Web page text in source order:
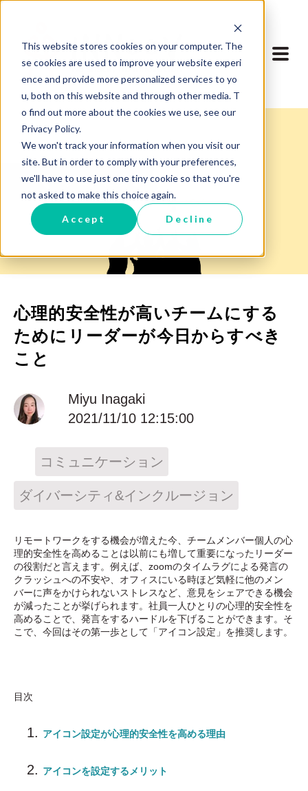
This website stores cookies on your computer. The
se cookies are used to improve your website experi
ence and provide more personalized services to yo
u, both on this website and through other media. T
o find out more about the cookies we use, see our
Privacy Policy.
We won't track your information when you visit our
site. But in order to comply with your preferences,
we'll have to use just one tiny cookie so that you're
not asked to make this choice again.
Accept Decline
ブログに戻る
心理的安全性が高いチームにする
ためにリーダーが今日からすべき
こと
Miyu Inagaki
2021/11/10 12:15:00
コミュニケーション
ダイバーシティ&インクルージョン
リモートワークをする機会が増えた今、チームメンバー個人の心
理的安全性を高めることは以前にも増して重要になったリーダー
の役割だと言えます。例えば、zoomのタイムラグによる発言の
クラッシュへの不安や、オフィスにいる時ほど気軽に他のメン
バーに声をかけられないストレスなど、意見をシェアできる機会
が減ったことが挙げられます。社員一人ひとりの心理的安全性を
高めることで、発言をするハードルを下げることができます。そ
こで、今回はその第一歩として「アイコン設定」を推奨します。
目次
アイコン設定が心理的安全性を高める理由
アイコンを設定するメリット